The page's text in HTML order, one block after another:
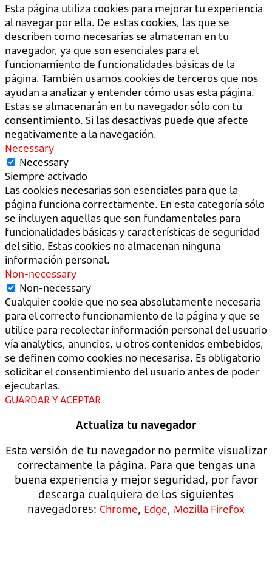
Esta página utiliza cookies para mejorar tu experiencia
al navegar por ella. De estas cookies, las que se
describen como necesarias se almacenan en tu
navegador, ya que son esenciales para el
funcionamiento de funcionalidades básicas de la
página. También usamos cookies de terceros que nos
ayudan a analizar y entender cómo usas esta página.
Estas se almacenarán en tu navegador sólo con tu
consentimiento. Si las desactivas puede que afecte
negativamente a la navegación.
Necessary
Necessary
Siempre activado
Las cookies necesarias son esenciales para que la
página funciona correctamente. En esta categoría sólo
se incluyen aquellas que son fundamentales para
funcionalidades básicas y características de seguridad
del sitio. Estas cookies no almacenan ninguna
información personal.
Non-necessary
Non-necessary
Cualquier cookie que no sea absolutamente necesaria
para el correcto funcionamiento de la página y que se
utilice para recolectar información personal del usuario
vía analytics, anuncios, u otros contenidos embebidos,
se definen como cookies no necesarisa. Es obligatorio
solicitar el consentimiento del usuario antes de poder
ejecutarlas.
GUARDAR Y ACEPTAR
Actualiza tu navegador
Esta versión de tu navegador no permite visualizar
correctamente la página. Para que tengas una
buena experiencia y mejor seguridad, por favor
descarga cualquiera de los siguientes
navegadores: Chrome, Edge, Mozilla Firefox